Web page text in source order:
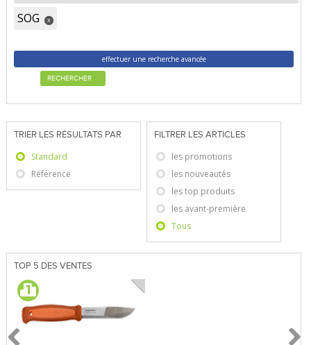
SOG x
effectuer une recherche avancée
RECHERCHER
TRIER LES RÉSULTATS PAR
Standard
Référence
FILTRER LES ARTICLES
les promotions
les nouveautés
les top produits
les avant-première
Tous
TOP 5 DES VENTES